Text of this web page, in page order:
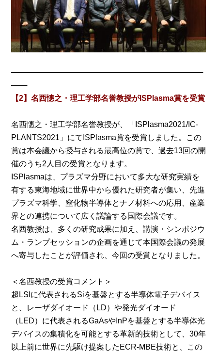
────────────────────────────────────
───
【2】名西憓之・理工学部名誉教授がISPlasma賞を受賞
名西憓之・理工学部名誉教授が、「ISPlasma2021/IC-
PLANTS2021」にてISPlasma賞を受賞しました。この
賞は本会議から授与される最高位の賞で、過去13回の開
催のうち2人目の受賞となります。
ISPlasmaは、プラズマ分野において多大な研究実績を
有する東海地域に世界中から優れた研究者が集い、先進
プラズマ科学、窒化物半導体とナノ材料への応用、産業
界との連携について広く議論する国際会議です。
名西教授は、多くの研究成果に加え、講演・シンポジウ
ム・ランプセッションの企画を通じて本国際会議の発展
へ寄与したことが評価され、今回の受賞となりました。
＜名西教授の受賞コメント＞
超LSIに代表されるSiを基盤とする半導体電子デバイス
と、レーザダイオード（LD）や発光ダイオード
（LED）に代表されるGaAsやInPを基盤とする半導体光
デバイスの集積化を可能とする革新的技術として、30年
以上前に世界に先駆け提案したECR-MBE技術と、この